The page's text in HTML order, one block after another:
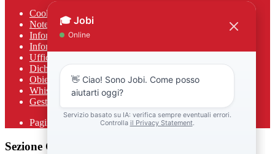
Cookie policy
Note legali
Informativa Privacy
Informativa Privacy chatbot Jobi
Ufficio Relazioni con il Pubblico
Dichiarazione di accessibilità
Obiettivi di accessibilità
Whistleblowing
Gestione consensi cookie
Pagina visualizzata142volte
Sezione Copyright